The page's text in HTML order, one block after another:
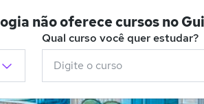
não oferece cursos no
Qual curso você quer estudar?